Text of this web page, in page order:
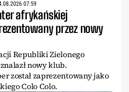
07:59
afrykańskiej
przez nowy
Republiki Zielonego
nowy klub.
został zaprezentowany jako
Colo Colo.